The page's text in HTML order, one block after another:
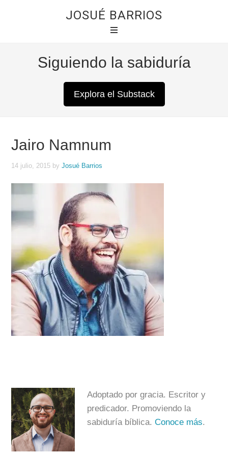
JOSUÉ BARRIOS
Siguiendo la sabiduría
Explora el Substack
Jairo Namnum
14 julio, 2015 byJosué Barrios
Adoptado por gracia. Escritor y
predicador. Promoviendo la
sabiduría bíblica.Conoce más.